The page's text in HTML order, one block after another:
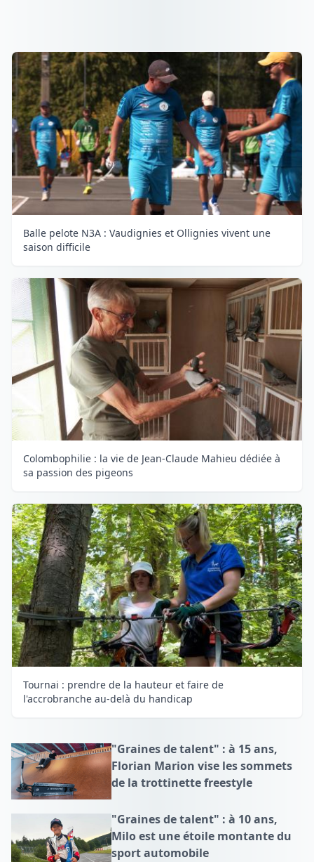
Balle pelote N3A : Vaudignies et Ollignies vivent une
saison difficile
Colombophilie : la vie de Jean-Claude Mahieu dédiée à
sa passion des pigeons
Tournai : prendre de la hauteur et faire de
l'accrobranche au-delà du handicap
"Graines de talent" : à 15 ans,
Florian Marion vise les sommets
de la trottinette freestyle
"Graines de talent" : à 10 ans,
Milo est une étoile montante du
sport automobile